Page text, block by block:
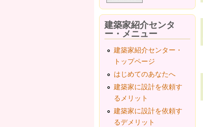
建築家紹介センタ
ー・メニュー
建築家紹介センター・
トップページ
はじめてのあなたへ
建築家に設計を依頼す
るメリット
建築家に設計を依頼す
るデメリット